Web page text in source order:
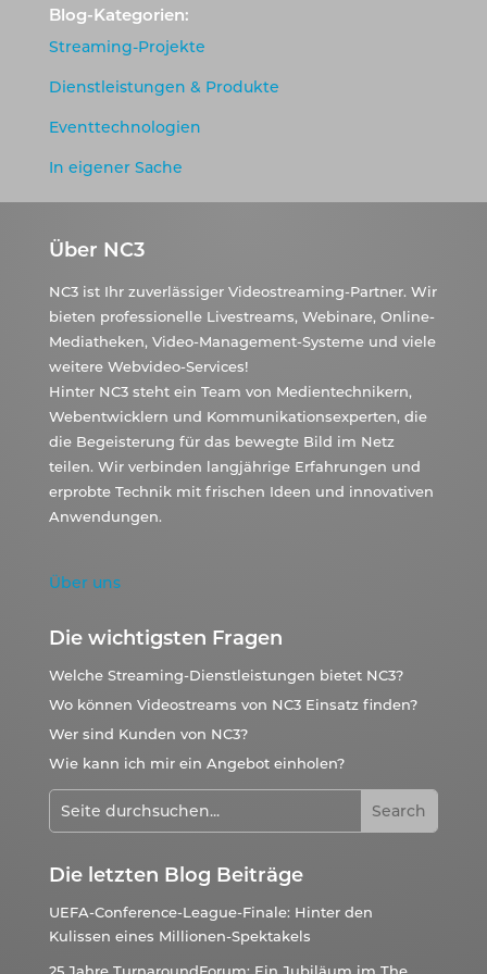
Blog-Kategorien:
Streaming-Projekte
Dienstleistungen & Produkte
Eventtechnologien
In eigener Sache
Über NC3
NC3 ist Ihr zuverlässiger Videostreaming-Partner. Wir
bieten professionelle Livestreams, Webinare, Online-
Mediatheken, Video-Management-Systeme und viele
weitere Webvideo-Services!
Hinter NC3 steht ein Team von Medientechnikern,
Webentwicklern und Kommunikationsexperten, die
die Begeisterung für das bewegte Bild im Netz
teilen. Wir verbinden langjährige Erfahrungen und
erprobte Technik mit frischen Ideen und innovativen
Anwendungen.
Über uns
Die wichtigsten Fragen
Welche Streaming-Dienstleistungen bietet NC3?
Wo können Videostreams von NC3 Einsatz finden?
Wer sind Kunden von NC3?
Wie kann ich mir ein Angebot einholen?
Die letzten Blog Beiträge
UEFA-Conference-League-Finale: Hinter den
Kulissen eines Millionen-Spektakels